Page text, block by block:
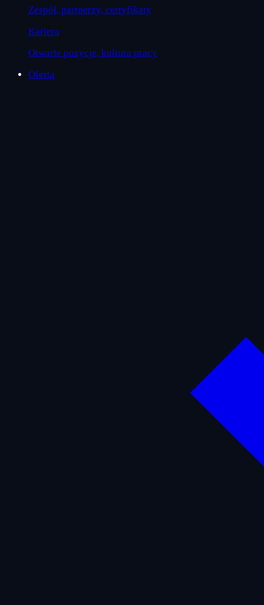
Zespół, partnerzy, certyfikaty
Kariera
Otwarte pozycje, kultura pracy
Oferta